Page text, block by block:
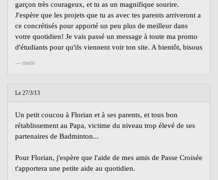
garçon très courageux, et tu as un magnifique sourire.
J'espère que les projets que tu as avec tes parents arriveront a
ce concrétisés pour apporté un peu plus de meilleur dans
votre quotidien! Je vais passé un message à toute ma promo
d'étudiants pour qu'ils viennent voir ton site. A bientôt, bisous
marie
Le 27/3/13
Un petit coucou à Florian et à ses parents, et tous bon
rétablissement au Papa, victime du niveau trop élevé de ses
partenaires de Badminton...
Pour Florian, j'espère que l'aide de mes amis de Passe Croisée
t'apportera une petite aide au quotidien.